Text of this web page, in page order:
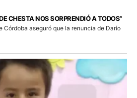
CHESTA NOS SORPRENDIÓ A TODOS”
Córdoba aseguró que la renuncia de Darío